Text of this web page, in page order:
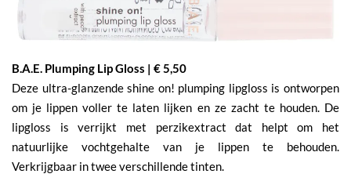
B.A.E. Plumping Lip Gloss | € 5,50
Deze ultra-glanzende shine on! plumping lipgloss is ontworpen
om je lippen voller te laten lijken en ze zacht te houden. De
lipgloss is verrijkt met perzikextract dat helpt om het
natuurlijke vochtgehalte van je lippen te behouden.
Verkrijgbaar in twee verschillende tinten.